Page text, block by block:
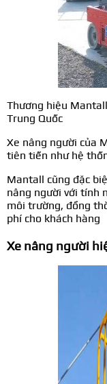
Thương hiệu
Trung Quốc
Xe nâng người của
tiên tiến như hệ
Mantall cũng đặc
nâng người với tính
môi trường, đồng
phí cho khách hàng
Xe nâng người